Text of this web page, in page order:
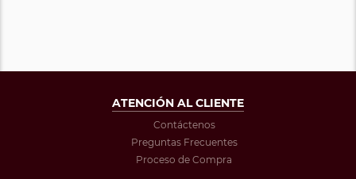
ATENCIÓN AL CLIENTE
Contáctenos
Preguntas Frecuentes
Proceso de Compra